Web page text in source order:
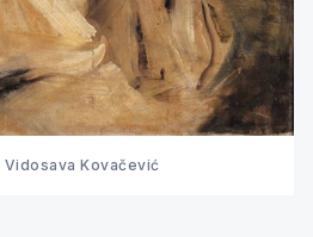
Vidosava Kovačević